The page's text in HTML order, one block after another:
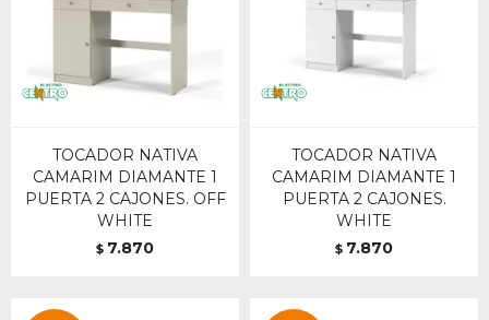
TOCADOR NATIVA
CAMARIM DIAMANTE 1
PUERTA 2 CAJONES. OFF
WHITE
$ 7.870
TOCADOR NATIVA
CAMARIM DIAMANTE 1
PUERTA 2 CAJONES.
WHITE
$ 7.870